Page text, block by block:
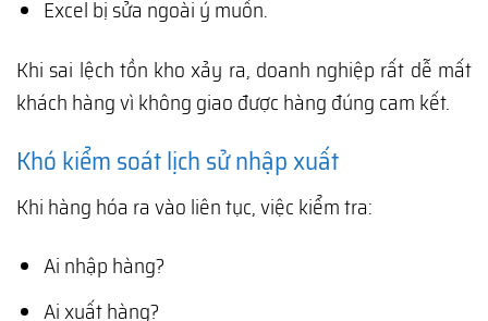
Excel bị sửa ngoài ý muốn.
Khi sai lệch tồn kho xảy ra, doanh nghiệp rất dễ mất
khách hàng vì không giao được hàng đúng cam kết.
Khó kiểm soát lịch sử nhập xuất
Khi hàng hóa ra vào liên tục, việc kiểm tra:
Ai nhập hàng?
Ai xuất hàng?